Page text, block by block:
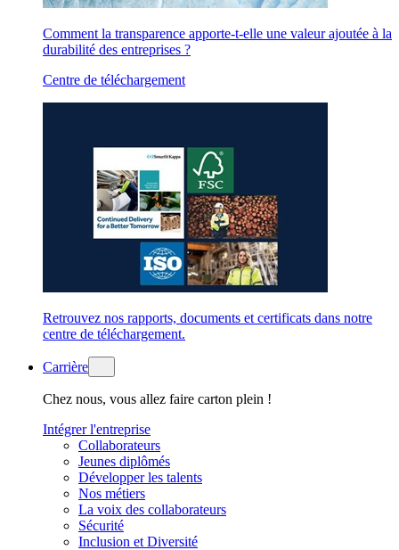
Comment la transparence apporte-t-elle une valeur ajoutée à la
durabilité des entreprises ?
Centre de téléchargement
Retrouvez nos rapports, documents et certificats dans notre
centre de téléchargement.
Carrière
Chez nous, vous allez faire carton plein !
Intégrer l'entreprise
Collaborateurs
Jeunes diplômés
Développer les talents
Nos métiers
La voix des collaborateurs
Sécurité
Inclusion et Diversité